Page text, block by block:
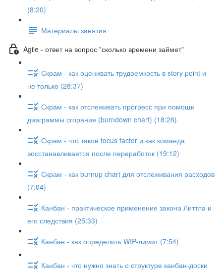
(8:20)
Материалы занятия
Agile - ответ на вопрос "сколько времени займет"
Скрам - как оценивать трудоемкость в story point и
не только (28:37)
Скрам - как отслеживать прогресс при помощи
диаграммы сгорания (burndown chart) (18:26)
Скрам - что такое focus factor и как команда
восстанавливается после переработок (19:12)
Скрам - как burnup chart для отслеживания расходов
(7:04)
Канбан - практическое применение закона Литтла и
его следствия (25:33)
Канбан - как определить WIP-лимит (7:54)
Канбан - что нужно знать о структуре канбан-доски